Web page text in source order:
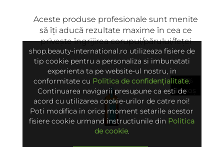
ADAUGĂ
Aceste produse profesionale sunt menite
să îți aducă rezultate maxime în cea ce
privește îngrijirea corupui/părului/feței
-15%
în coș
shop.beauty-international.ro utilizeaza fisiere de
tip cookie pentru a personaliza si imbunatati
experienta ta pe website-ul nostru, in
conformitate cu Politica de confidențialitate.
Continuarea navigarii presupune ca esti de
acord cu utilizarea cookie-urilor de catre noi!
Poti modifica in orice moment setarile acestor
fisiere cookie urmand instructiunile din Politica
de cookie.